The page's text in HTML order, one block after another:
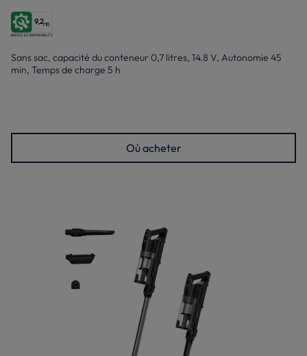
9,2/10
Sans sac, capacité du conteneur 0,7 litres, 14.8 V, Autonomie 45
min, Temps de charge 5 h
Où acheter